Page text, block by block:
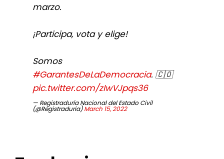
marzo.
¡Participa, vota y elige!
Somos
#GarantesDeLaDemocracia. 🇨🇴
pic.twitter.com/zIwVJpqs36
— Registraduría Nacional del Estado Civil
(@Registraduria)March 15, 2022